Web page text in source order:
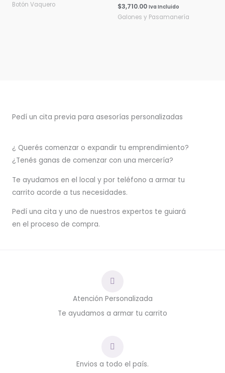
Botón Vaquero $3,710.00 Iva Incluido
Galones y Pasamanería
Pedí un cita previa para asesorías personalizadas
¿ Querés comenzar o expandir tu emprendimiento?
¿Tenés ganas de comenzar con una mercería?
Te ayudamos en el local y por teléfono a armar tu
carrito acorde a tus necesidades.
Pedí una cita y uno de nuestros expertos te guiará
en el proceso de compra.
Atención Personalizada
Te ayudamos a armar tu carrito
Envios a todo el país.